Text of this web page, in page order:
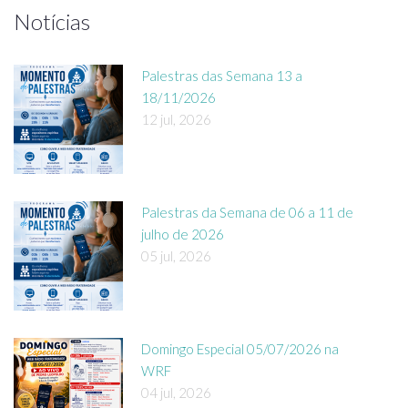
Notícias
Palestras das Semana 13 a
18/11/2026
12 jul, 2026
Palestras da Semana de 06 a 11 de
julho de 2026
05 jul, 2026
Domingo Especial 05/07/2026 na
WRF
04 jul, 2026